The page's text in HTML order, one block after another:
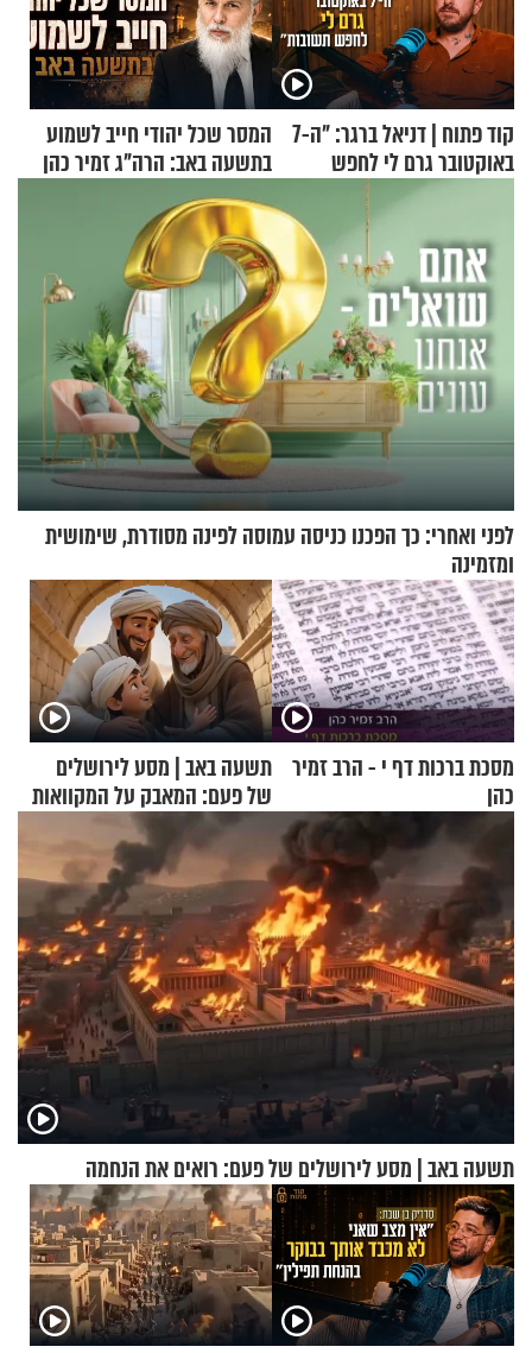
קוד פתוח | דניאל ברגר: "ה-7
באוקטובר גרם לי לחפש
המסר שכל יהודי חייב לשמוע
בתשעה באב: הרה"ג זמיר כהן
בשיעור מיוחד
לפני ואחרי: כך הפכנו כניסה עמוסה לפינה מסודרת, שימושית
ומזמינה
מסכת ברכות דף י - הרב זמיר
כהן
תשעה באב | מסע לירושלים
של פעם: המאבק על המקוואות
תשעה באב | מסע לירושלים של פעם: רואים את הנחמה